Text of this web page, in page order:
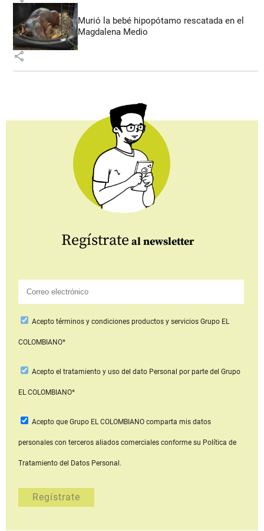
Murió la bebé hipopótamo rescatada en el
Magdalena Medio
share
Regístrate al newsletter
Aceptotérminos y condiciones productos y serviciosGrupo EL
COLOMBIANO*
Acepto el tratamiento y uso del dato Personal por parte del Grupo
EL COLOMBIANO*
Acepto que Grupo EL COLOMBIANOcomparta mis datos
personales con terceros aliados comerciales conforme su Política de
Tratamiento del Datos Personal.